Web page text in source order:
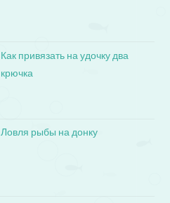
Как привязать на удочку два
крючка
Ловля рыбы на донку